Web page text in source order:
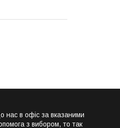
нас в офіс за вказаними
з вибором, то так